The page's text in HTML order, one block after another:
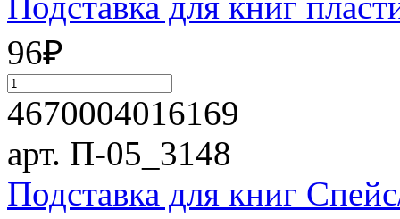
96₽
4670004016169
арт. П-05_3148
Подставка для книг